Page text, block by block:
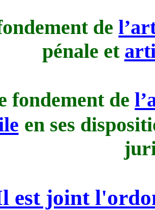
de
pénale et
fondement de
en ses
est joint